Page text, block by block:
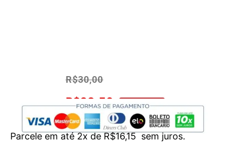
R$30,00
R$28,50 No Pix 5% OFF
Parcele em até 2x deR$16,15 sem juros.